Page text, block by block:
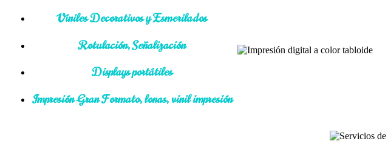
Viniles Decorativos y Esmerilados
Rotulación, Señalización
Displays portátiles
Impresión Gran Formato, lonas, vinil impresión